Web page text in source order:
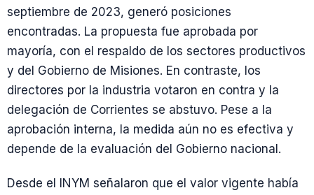
septiembre de 2023, generó posiciones
encontradas. La propuesta fue aprobada por
mayoría, con el respaldo de los sectores productivos
y del Gobierno de Misiones. En contraste, los
directores por la industria votaron en contra y la
delegación de Corrientes se abstuvo. Pese a la
aprobación interna, la medida aún no es efectiva y
depende de la evaluación del Gobierno nacional.
Desde el INYM señalaron que el valor vigente había